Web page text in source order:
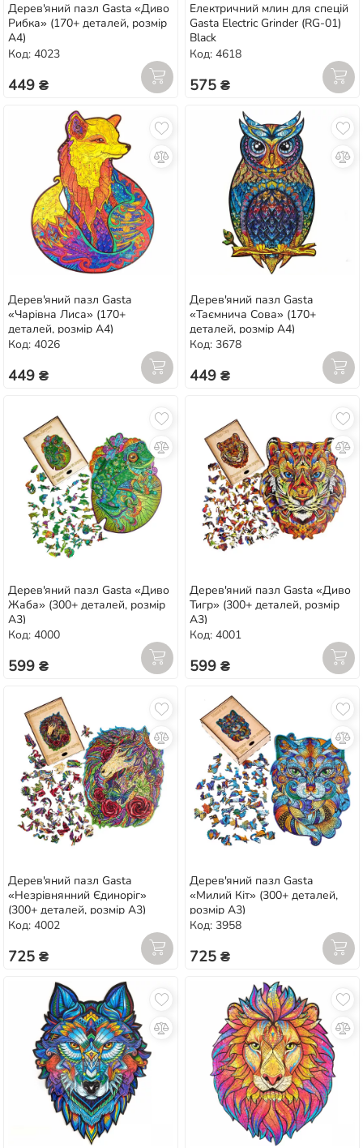
Дерев'яний пазл Gasta «Диво
Рибка» (170+ деталей, розмір
А4)
Код: 4023
449 ₴
Електричний млин для спецій
Gasta Electric Grinder (RG-01)
Black
Код: 4618
575 ₴
Дерев'яний пазл Gasta
«Чарівна Лиса» (170+
деталей, розмір А4)
Код: 4026
449 ₴
Дерев'яний пазл Gasta
«Таємнича Сова» (170+
деталей, розмір А4)
Код: 3678
449 ₴
Дерев'яний пазл Gasta «Диво
Жаба» (300+ деталей, розмір
А3)
Код: 4000
599 ₴
Дерев'яний пазл Gasta «Диво
Тигр» (300+ деталей, розмір
А3)
Код: 4001
599 ₴
Дерев'яний пазл Gasta
«Незрівнянний Єдиноріг»
(300+ деталей, розмір А3)
Код: 4002
725 ₴
Дерев'яний пазл Gasta
«Милий Кіт» (300+ деталей,
розмір А3)
Код: 3958
725 ₴